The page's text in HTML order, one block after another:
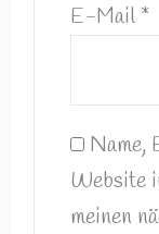
E-Mail *
Name,
Website
meinen